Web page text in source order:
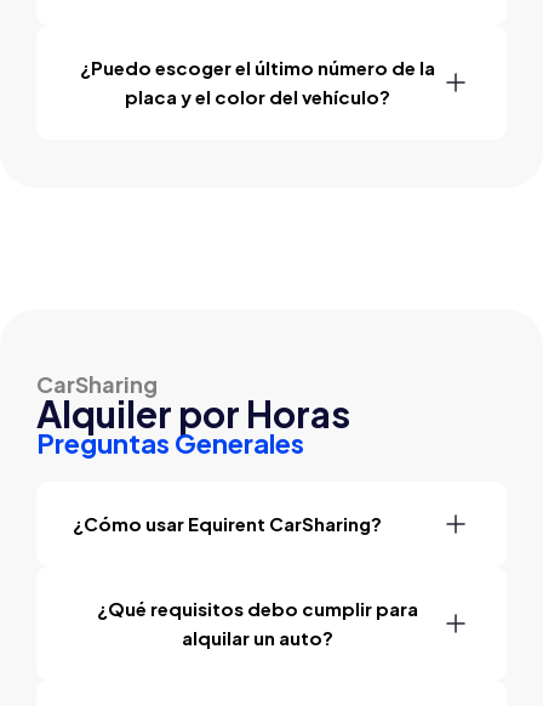
¿Puedo escoger el último número de la
placa y el color del vehículo?
CarSharing
Alquiler por Horas
Preguntas Generales
¿Cómo usar Equirent CarSharing?
¿Qué requisitos debo cumplir para
alquilar un auto?